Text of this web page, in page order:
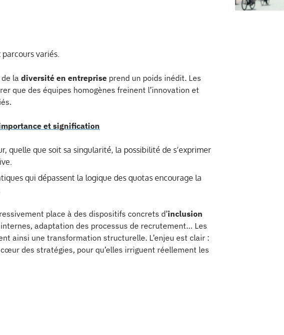
variés.
la diversité en entreprise prend un poids inédit. Les
que des équipes homogènes freinent l’innovation et
et signification
quelle que soit sa singularité, la possibilité de s’exprimer
qui dépassent la logique des quotas encourage la
place à des dispositifs concrets d’inclusion
adaptation des processus de recrutement… Les
ainsi une transformation structurelle. L’enjeu est clair :
des stratégies, pour qu’elles irriguent réellement les